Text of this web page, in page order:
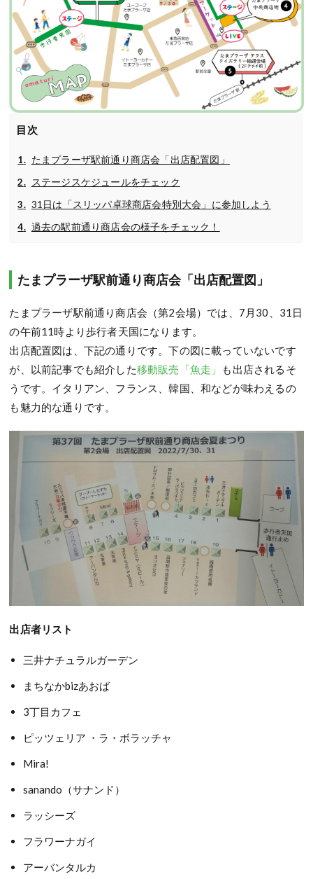
目次
たまプラーザ駅前通り商店会「出店配置図」
ステージスケジュールをチェック
31日は「スリッパ卓球商店会特別大会」に参加しよう
過去の駅前通り商店会の様子をチェック！
たまプラーザ駅前通り商店会「出店配置図」
たまプラーザ駅前通り商店会（第2会場）では、7月30、31日
の午前11時より歩行者天国になります。
出店配置図は、下記の通りです。下の図に載っていないです
が、以前記事でも紹介した移動販売「魚走」 も出店されるそ
うです。イタリアン、フランス、韓国、和などが味わえるの
も魅力的な通りです。
出店者リスト
三井ナチュラルガーデン
まちなかbizあおば
3丁目カフェ
ピッツェリア ・ラ・ボラッチャ
Mira!
sanando（サナンド）
ラッシーズ
フラワーナガイ
アーバンタルカ